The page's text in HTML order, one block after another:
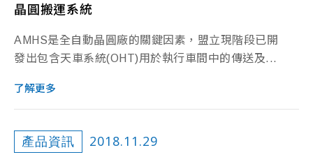
晶圓搬運系統
AMHS是全自動晶圓廠的關鍵因素，盟立現階段已開
發出包含天車系統(OHT)用於執行車間中的傳送及...
了解更多
產品資訊 2018.11.29